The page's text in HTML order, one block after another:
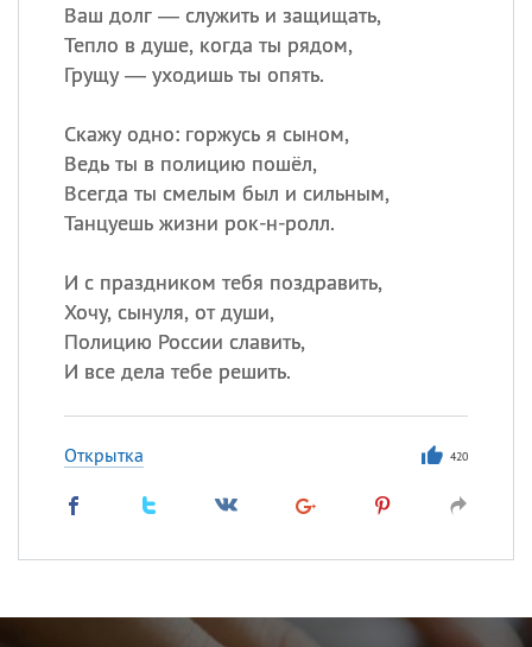
Ваш долг — служить и защищать,
Тепло в душе, когда ты рядом,
Грущу — уходишь ты опять.
Скажу одно: горжусь я сыном,
Ведь ты в полицию пошёл,
Всегда ты смелым был и сильным,
Танцуешь жизни рок-н-ролл.
И с праздником тебя поздравить,
Хочу, сынуля, от души,
Полицию России славить,
И все дела тебе решить.
Открытка 420